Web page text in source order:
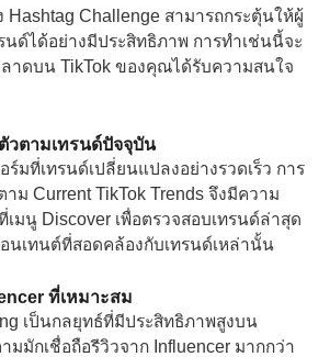
Hashtag Challenge สามารถกระตุ้นให้ผู้
ด์ได้อย่างมีประสิทธิภาพ การทำเช่นนี้จะ
าดบน TikTok ของคุณได้รับความสนใจ
วตามเทรนด์ปัจจุบัน
ร์มที่เทรนด์เปลี่ยนแปลงอย่างรวดเร็ว การ
ม Current TikTok Trends จึงมีความ
มนู Discover เพื่อตรวจสอบเทรนด์ล่าสุด
นเทนต์ที่สอดคล้องกับเทรนด์เหล่านั้น
ที่เหมาะสม
เป็นกลยุทธ์ที่มีประสิทธิภาพสูงบน
มมักเชื่อถือรีวิวจาก Influencer มากกว่า